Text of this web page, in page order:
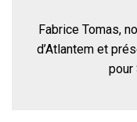
Fabrice Tomas,
d’Atlantem et
pour